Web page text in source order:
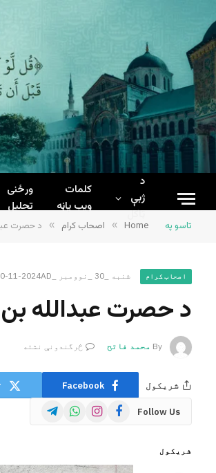
د
ژبې
ټاکل
کلمات
ويب پاڼه
ورځنی
تحلیل
تاسو په Home
» اصحاب کرام » د حصرت
اصحاب کرام شنبه _30 _نوومبر _2024AH 30-11-2024AD
د حصرت عبدالله بن
By محمد فاتح څرگندونې نشته
شریکول Facebook
Follow Us
Facebook
Instagram
WhatsApp
Telegram
شریکول